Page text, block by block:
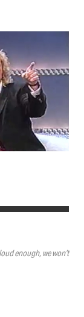
enough, we won’t